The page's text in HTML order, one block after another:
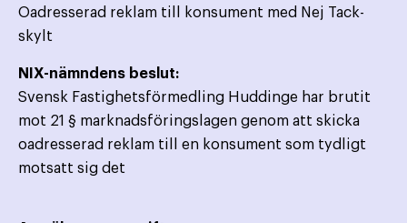
Oadresserad reklam till konsument med Nej Tack-
skylt
NIX-nämndens beslut:
Svensk Fastighetsförmedling Huddinge har brutit
mot 21 § marknadsföringslagen genom att skicka
oadresserad reklam till en konsument som tydligt
motsatt sig det